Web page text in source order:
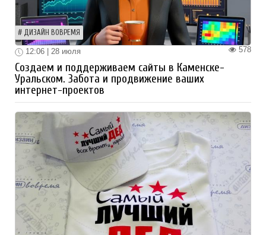
ДИЗАЙН ВОВРЕМЯ
578
12:06 | 28 июля
Создаем и поддерживаем сайты в Каменске-
Уральском. Забота и продвижение ваших
интернет-проектов